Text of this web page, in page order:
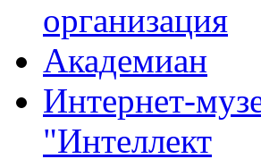
организация
Академиан
Интернет-
"Интеллект